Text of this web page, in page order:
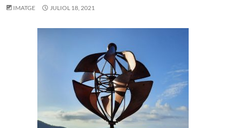
IMATGE
JULIOL 18, 2021